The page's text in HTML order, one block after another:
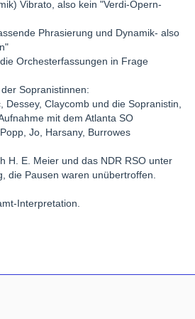
Vibrato, also kein "Verdi-Opern-
Phrasierung und Dynamik- also
Orchesterfassungen in Frage
Sopranistinnen:
Dessey, Claycomb und die Sopranistin,
mit dem Atlanta SO
Jo, Harsany, Burrowes
H. E. Meier und das NDR RSO unter
die Pausen waren unübertroffen.
Interpretation.